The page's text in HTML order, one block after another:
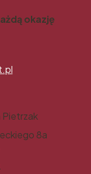
okazję
Pietrzak
8a